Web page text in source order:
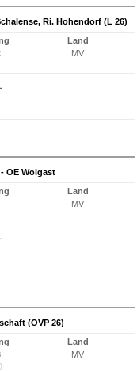
Ri. Hohendorf (L 26)
Land
MV
OE Wolgast
Land
MV
(OVP 26)
Land
MV